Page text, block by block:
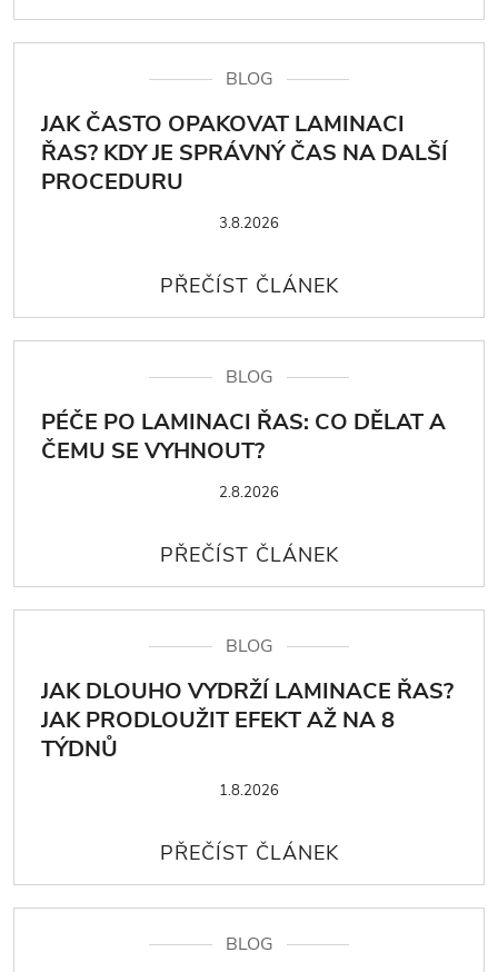
BLOG
JAK ČASTO OPAKOVAT LAMINACI
ŘAS? KDY JE SPRÁVNÝ ČAS NA DALŠÍ
PROCEDURU
3.8.2026
BLOG
PÉČE PO LAMINACI ŘAS: CO DĚLAT A
ČEMU SE VYHNOUT?
2.8.2026
BLOG
JAK DLOUHO VYDRŽÍ LAMINACE ŘAS?
JAK PRODLOUŽIT EFEKT AŽ NA 8
TÝDNŮ
1.8.2026
BLOG